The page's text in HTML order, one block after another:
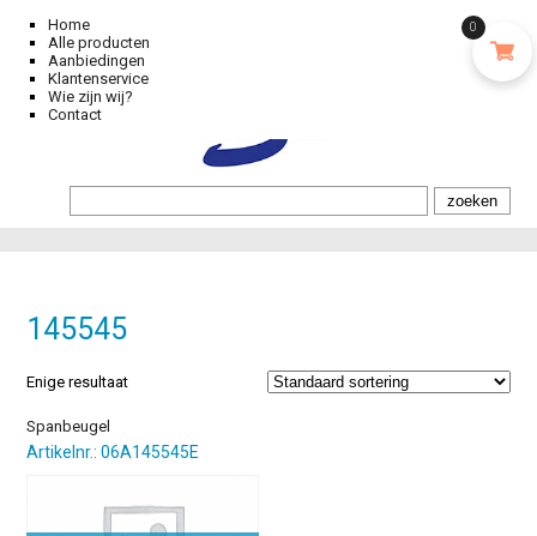
Home
Alle producten
Aanbiedingen
Klantenservice
Wie zijn wij?
Contact
145545
Enige resultaat
Spanbeugel
Artikelnr.: 06A145545E
0